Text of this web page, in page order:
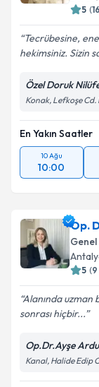
5 (16
Tecrübesine,
hekimsiniz. Sizin
Özel Doruk
Konak, Lefkoşe Cd.
En Yakın Saatler
10 Ağu
10:00
Op.
5 (9
Alanında uzman
sonrası hiçbir...
Op.Dr.Ayşe
Kanal, Halide Edip